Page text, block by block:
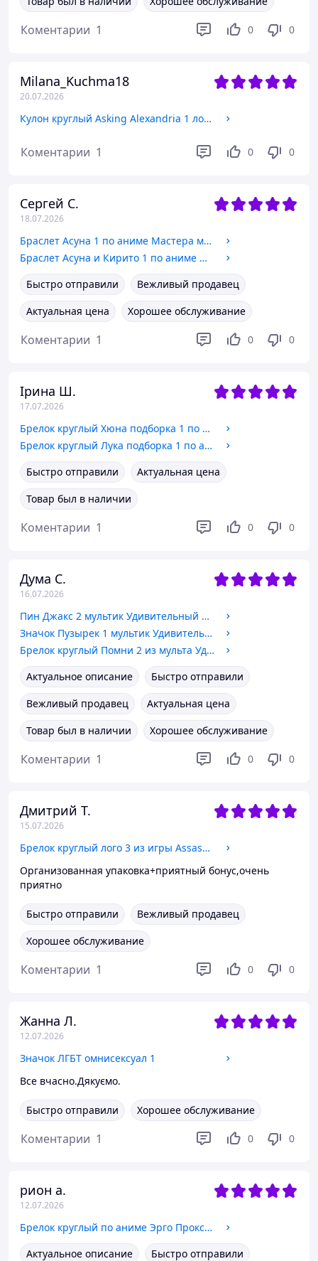
Коментарии 1 0 0
Milana_Kuchma18
20.07.2026
Кулон круглый Asking Alexandria 1 лого рок группы Нержавеющая сталь, 2 см
Коментарии 1 0 0
Сергей С.
18.07.2026
Браслет Асуна 1 по аниме Мастера меча онлайн Sword Art Online светлый на шнуре
Браслет Асуна и Кирито 1 по аниме Мастера меча онлайн Sword Art Online нержавеющая сталь цепочка
Быстро отправили
Вежливый продавец
Актуальная цена
Хорошее обслуживание
Коментарии 1 0 0
Ірина Ш.
17.07.2026
Брелок круглый Хюна подборка 1 по аниме Инопланетная сцена Элиен Стейдж Alien Stage Бижутерный сплав 2,5 см
Брелок круглый Лука подборка 1 по аниме Инопланетная сцена Элиен Стейдж Alien Stage Бижутерный сплав 2,5 см
Быстро отправили
Актуальная цена
Товар был в наличии
Коментарии 1 0 0
Дума С.
16.07.2026
Пин Джакс 2 мультик Удивительный цифровой цирк The Amazing Digital Circus Jax
Значок Пузырек 1 мультик Удивительный цифровой цирк The Amazing Digital Circus Булька Баббл Bubble
Брелок круглый Помни 2 из мульта Удивительный цифровой цирк Бижутерный сплав 2,5 см
Актуальное описание
Быстро отправили
Вежливый продавец
Актуальная цена
Товар был в наличии
Хорошее обслуживание
Коментарии 1 0 0
Дмитрий Т.
15.07.2026
Брелок круглый лого 3 из игры Assassins creed Бижутерный сплав, 2,5 см
Организованная упаковка+приятный бонус,очень
приятно
Быстро отправили
Вежливый продавец
Хорошее обслуживание
Коментарии 1 0 0
Жанна Л.
12.07.2026
Значок ЛГБТ омнисексуал 1
Все вчасно.Дякуємо.
Быстро отправили Хорошее обслуживание
Коментарии 1 0 0
рион а.
12.07.2026
Брелок круглый по аниме Эрго Прокси Бижутерный сплав 2,5 см
Актуальное описание
Быстро отправили